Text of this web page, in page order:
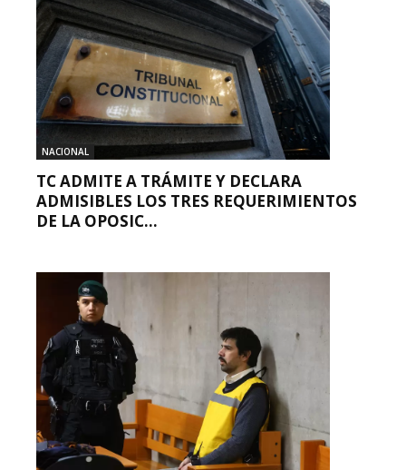
NACIONAL
TC ADMITE A TRÁMITE Y DECLARA
ADMISIBLES LOS TRES REQUERIMIENTOS
DE LA OPOSIC...